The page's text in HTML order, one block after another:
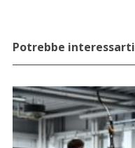
Potrebbe interessarti